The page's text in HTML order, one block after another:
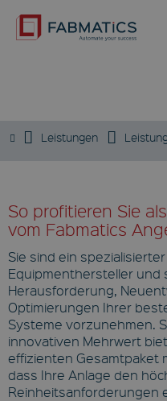
DE
Leistungen
So profitieren Sie
vom Fabmatics
Sie sind ein
Equipmenthersteller
Herausforderung,
Optimierungen Ihrer
Systeme vorzunehmen.
innovativen Mehrwert
effizienten Gesamtpaket
dass Ihre Anlage den
Reinheitsanforderungen